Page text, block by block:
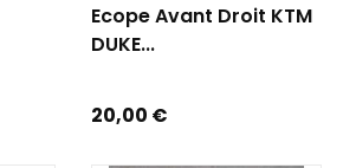
Ecope Avant Droit KTM
DUKE...
Prix
20,00 €